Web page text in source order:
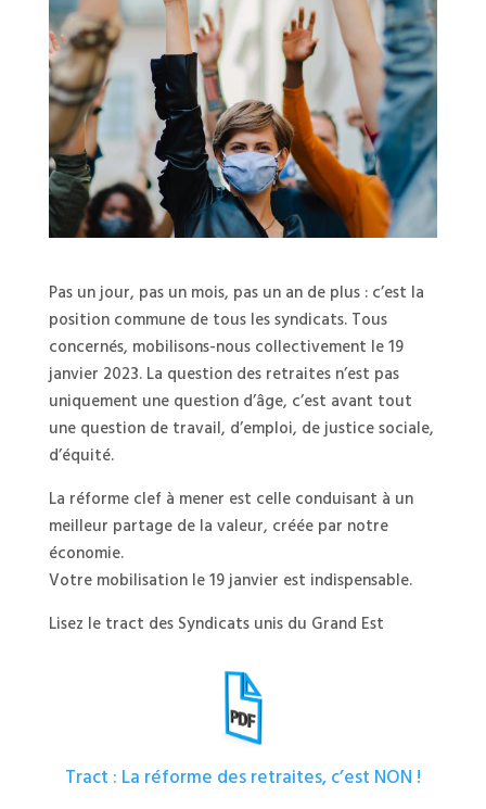
Pas un jour, pas un mois, pas un an de plus : c’est la
position commune de tous les syndicats. Tous
concernés, mobilisons-nous collectivement le 19
janvier 2023. La question des retraites n’est pas
uniquement une question d’âge, c’est avant tout
une question de travail, d’emploi, de justice sociale,
d’équité.
La réforme clef à mener est celle conduisant à un
meilleur partage de la valeur, créée par notre
économie.
Votre mobilisation le 19 janvier est indispensable.
Lisez le tract des Syndicats unis du Grand Est
Tract : La réforme des retraites, c’est NON !